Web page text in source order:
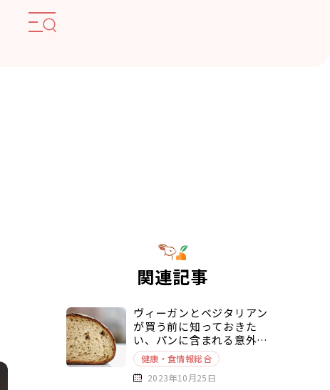
関連記事
ヴィーガンとベジタリアン
が買う前に知っておきた
い、パンに含まれる意外な
動物由来原料とは？
健康・食情報総合
2023年10月25日